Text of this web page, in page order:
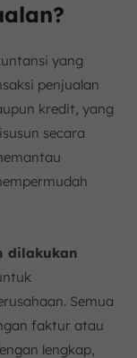
yang
penjualan
kredit, yang
secara
dilakukan
Semua
faktur atau
lengkap,